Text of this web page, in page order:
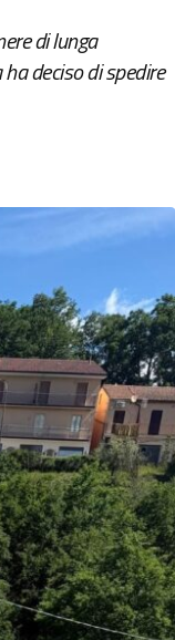
di lunga
deciso di spedire